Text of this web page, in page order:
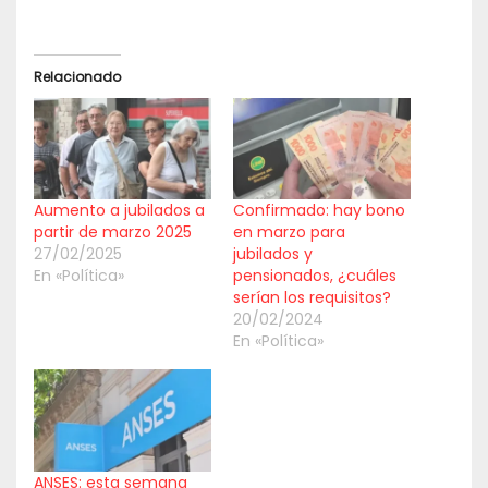
Relacionado
Aumento a jubilados a
partir de marzo 2025
27/02/2025
En «Política»
Confirmado: hay bono
en marzo para
jubilados y
pensionados, ¿cuáles
serían los requisitos?
20/02/2024
En «Política»
ANSES: esta semana